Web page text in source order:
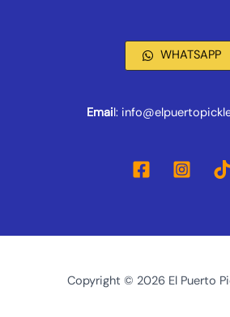
WHATSAPP
Email:
Copyright © 2026 El Puerto